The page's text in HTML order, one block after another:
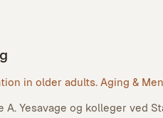
in older adults. Aging &
Yesavage og kolleger ved